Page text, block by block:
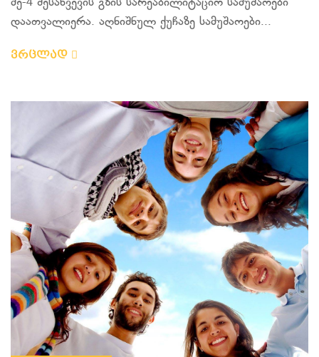
მე-4 შესახვევის გზის სარეაბილიტაციო სამუშაოები
დაათვალიერა. აღნიშნულ ქუჩაზე სამუშაოები...
ვრცლად